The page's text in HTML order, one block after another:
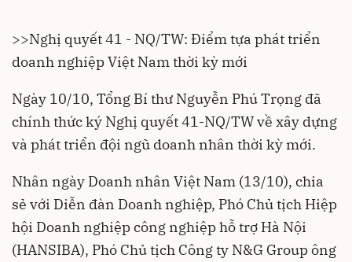
>>Nghị quyết 41 - NQ/TW: Điểm tựa phát triển
doanh nghiệp Việt Nam thời kỳ mới
Ngày 10/10, Tổng Bí thư Nguyễn Phú Trọng đã
chính thức ký Nghị quyết 41-NQ/TW về xây dựng
và phát triển đội ngũ doanh nhân thời kỳ mới.
Nhân ngày Doanh nhân Việt Nam (13/10), chia
sẻ với Diễn đàn Doanh nghiệp, Phó Chủ tịch Hiệp
hội Doanh nghiệp công nghiệp hỗ trợ Hà Nội
(HANSIBA), Phó Chủ tịch Công ty N&G Group ông